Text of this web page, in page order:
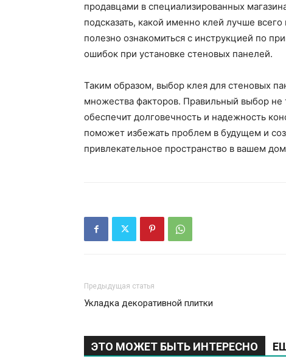
продавцами в специализированных
подсказать, какой именно клей лучше
полезно ознакомиться с инструкцией по
ошибок при установке стеновых панелей.
Таким образом, выбор клея для стеновых
множества факторов. Правильный выбор не
обеспечит долговечность и надежность
поможет избежать проблем в будущем и
привлекательное пространство в вашем
Предыдущая статья
Укладка декоративной плитки
ЭТО МОЖЕТ БЫТЬ ИНТЕРЕСНО